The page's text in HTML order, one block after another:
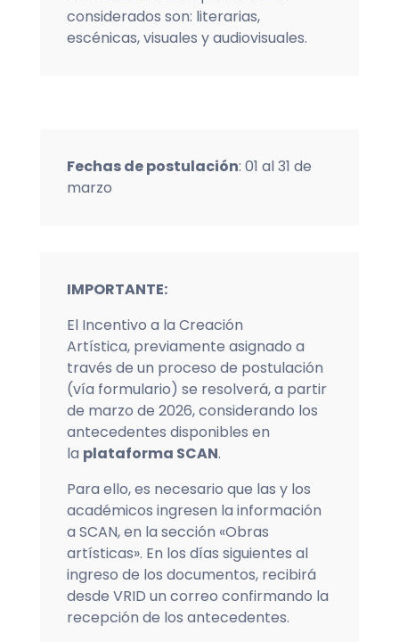
considerados son: literarias,
escénicas, visuales y audiovisuales.
Fechas de postulación: 01 al 31 de
marzo
IMPORTANTE:
El Incentivo a la Creación
Artística, previamente asignado a
través de un proceso de postulación
(vía formulario) se resolverá, a partir
de marzo de 2026, considerando los
antecedentes disponibles en
la plataforma SCAN.
Para ello, es necesario que las y los
académicos ingresen la información
a SCAN, en la sección «Obras
artísticas». En los días siguientes al
ingreso de los documentos, recibirá
desde VRID un correo confirmando la
recepción de los antecedentes.